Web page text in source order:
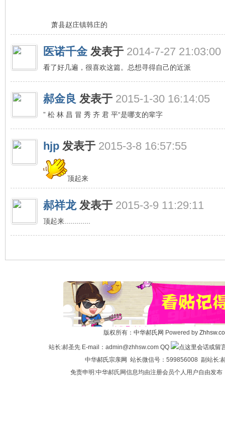
萧县赵庄镇韩庄的
医诺千金发表于 2014-7-27 21:03:00
看了好几遍，很喜欢这篇。总想寻得自己的近派
郝金良 发表于 2015-1-30 16:14:05
” 松 林 昌 冒 秀 齐 君 平“是哪支的辈字
hjp 发表于 2015-3-8 16:57:55
顶起来
郝祥龙发表于 2015-3-9 11:29:11
顶起来.............
版权所有： 中华郝氏网 Powered by
站长:郝圣先 E-mail：admin@zhhsw.com QQ
中华郝氏宗亲网 站长微信号：599856008 副站长:
免责申明:中华郝氏网信息均由注册会员个人用户自由发